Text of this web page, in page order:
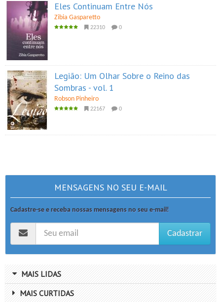
Eles Continuam Entre Nós
Zibia Gasparetto
22310 0
Legião: Um Olhar Sobre o Reino das
Sombras - vol. 1
Robson Pinheiro
22167 0
MENSAGENS NO SEU E-MAIL
Cadastre-se e receba nossas mensagens no seu e-mail!
Cadastrar
MAIS LIDAS
MAIS CURTIDAS